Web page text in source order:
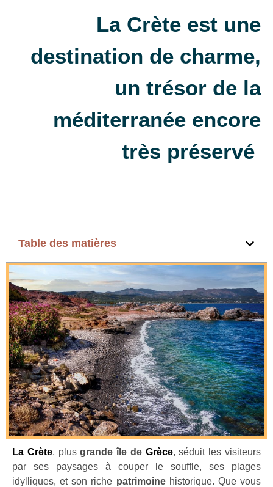
La Crète est une
destination de charme,
un trésor de la
méditerranée encore
très préservé
Table des matières
La Crète, plusgrande île de Grèce, séduit les visiteurs
par ses paysages à couper le souffle, ses plages
idylliques, et son riche patrimoinehistorique. Que vous